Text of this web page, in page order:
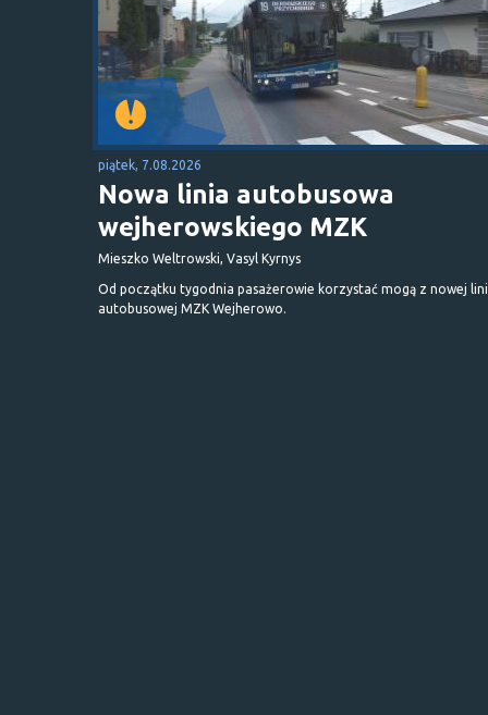
piątek, 7.08.2026
Nowa linia autobusowa
wejherowskiego MZK
Mieszko Weltrowski, Vasyl Kyrnys
Od początku tygodnia pasażerowie korzystać mogą z nowej
autobusowej MZK Wejherowo.